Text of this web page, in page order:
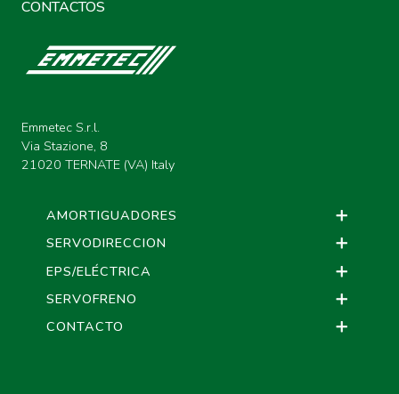
CONTACTOS
Emmetec S.r.l.
Via Stazione, 8
21020 TERNATE (VA) Italy
AMORTIGUADORES
SERVODIRECCION
EPS/ELÉCTRICA
SERVOFRENO
CONTACTO